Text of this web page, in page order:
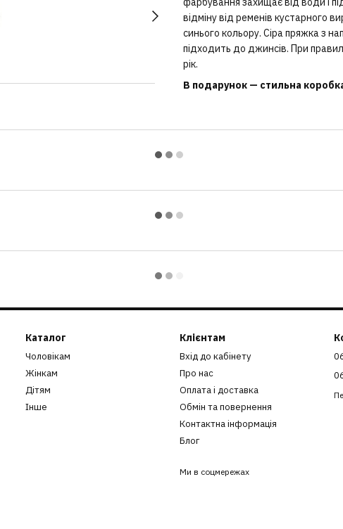
відміну від ременів кустарного
синього кольору. Сіра пряжка з
підходить до джинсів. При
рік.
В подарунок — стильна
Каталог
Чоловікам
Жінкам
Дітям
Інше
Клієнтам
Вхід до кабінету
Про нас
Оплата і доставка
Обмін та повернення
Контактна інформація
Блог
Ми в соцмережах